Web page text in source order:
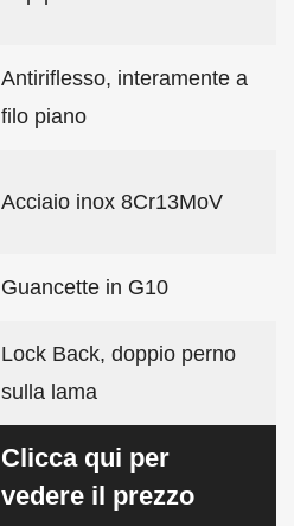
Antiriflesso, interamente a
filo piano
Acciaio inox 8Cr13MoV
Guancette in G10
Lock Back, doppio perno
sulla lama
Clicca qui per
vedere il prezzo